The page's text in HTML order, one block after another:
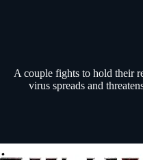
A couple fights to hold their
virus spreads and